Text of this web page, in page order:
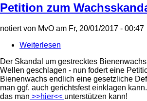
Petition zum
notiert von MvO am Fr, 20/01/2017 - 00:47
Weiterlesen
zum
Wachsskandal
gestartet
Der Skandal um gestrecktes
Wellen geschlagen - nun fodert eine
Bienenwachs endlich eine gesetzliche
man ggf. auch gerichtsfest einklagen
das man >>hier<< unterstützen kann!